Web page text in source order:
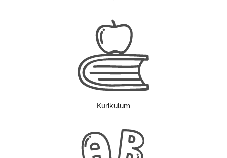
Kurikulum